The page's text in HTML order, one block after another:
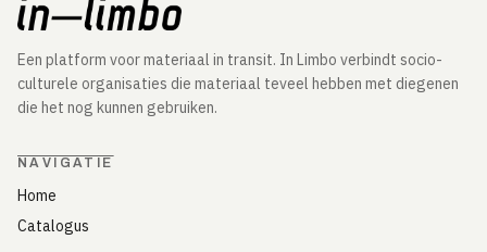
Een platform voor materiaal in transit. In Limbo verbindt socio-
culturele organisaties die materiaal teveel hebben met diegenen
die het nog kunnen gebruiken.
NAVIGATIE
Home
Catalogus